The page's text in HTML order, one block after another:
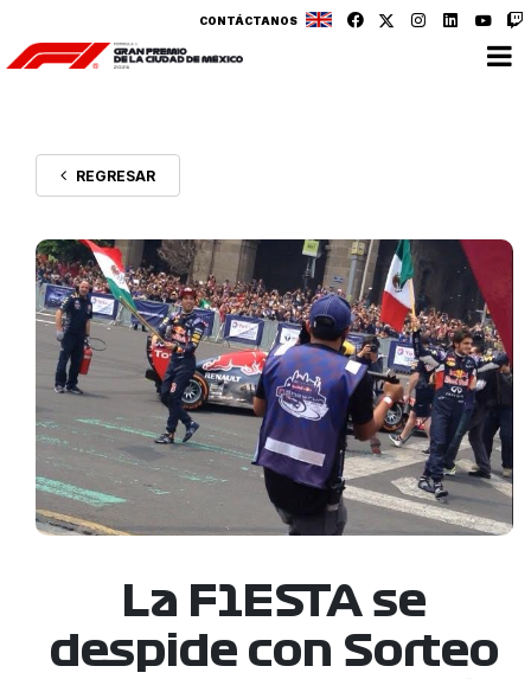
CONTÁCTANOS
REGRESAR
La F1ESTA se
despide con Sorteo